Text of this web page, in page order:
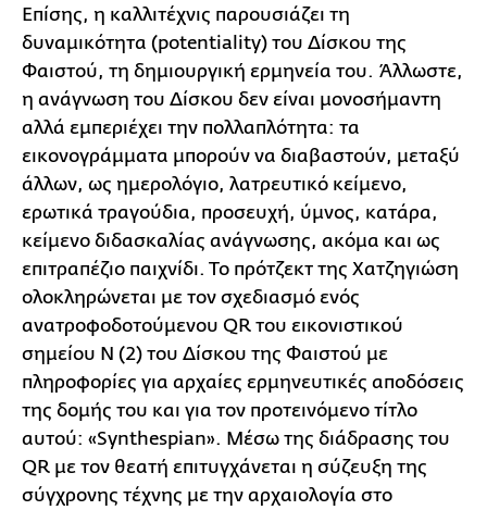
Επίσης, η καλλιτέχνις παρουσιάζει τη
δυναμικότητα (potentiality) του Δίσκου της
Φαιστού, τη δημιουργική ερμηνεία του. Άλλωστε,
η ανάγνωση του Δίσκου δεν είναι μονοσήμαντη
αλλά εμπεριέχει την πολλαπλότητα: τα
εικονογράμματα μπορούν να διαβαστούν, μεταξύ
άλλων, ως ημερολόγιο, λατρευτικό κείμενο,
ερωτικά τραγούδια, προσευχή, ύμνος, κατάρα,
κείμενο διδασκαλίας ανάγνωσης, ακόμα και ως
επιτραπέζιο παιχνίδι. Το πρότζεκτ της Χατζηγιώση
ολοκληρώνεται με τον σχεδιασμό ενός
ανατροφοδοτούμενου QR του εικονιστικού
σημείου Ν (2) του Δίσκου της Φαιστού με
πληροφορίες για αρχαίες ερμηνευτικές αποδόσεις
της δομής του και για τον προτεινόμενο τίτλο
αυτού: «Synthespian». Mέσω της διάδρασης του
QR με τον θεατή επιτυγχάνεται η σύζευξη της
σύγχρονης τέχνης με την αρχαιολογία στο